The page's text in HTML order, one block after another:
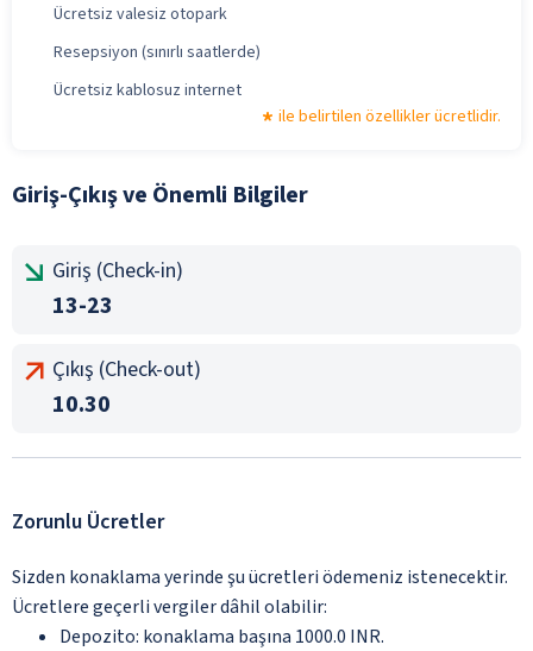
Ücretsiz valesiz otopark
Resepsiyon (sınırlı saatlerde)
Ücretsiz kablosuz internet
ile belirtilen özellikler ücretlidir.
Giriş-Çıkış ve Önemli Bilgiler
Giriş (Check-in)
13-23
Çıkış (Check-out)
10.30
Zorunlu Ücretler
Sizden konaklama yerinde şu ücretleri ödemeniz istenecektir.
Ücretlere geçerli vergiler dâhil olabilir:
Depozito: konaklama başına 1000.0 INR.